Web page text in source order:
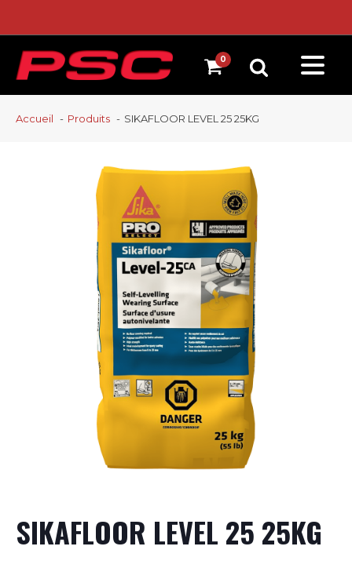
Accueil Produits SIKAFLOOR LEVEL 25 25KG
SIKAFLOOR LEVEL 25 25KG